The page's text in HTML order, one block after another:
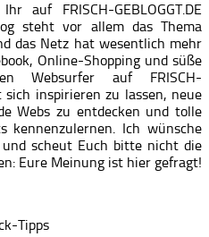
auf FRISCH-GEBLOGGT.DE
steht vor allem das Thema
das Netz hat wesentlich mehr
Online-Shopping und süße
Websurfer auf FRISCH-
sich inspirieren zu lassen, neue
Webs zu entdecken und tolle
kennenzulernen. Ich wünsche
scheut Euch bitte nicht die
Eure Meinung ist hier gefragt!
Tipps